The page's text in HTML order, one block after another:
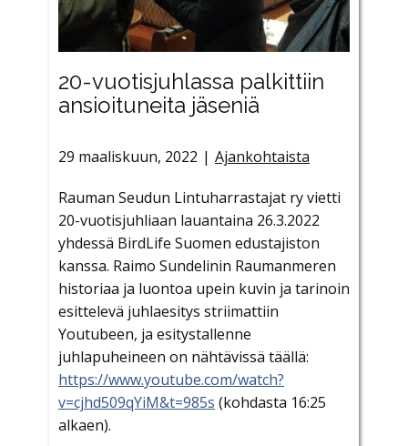
20-vuotisjuhlassa palkittiin
ansioituneita jäseniä
29 maaliskuun, 2022 Ajankohtaista
Rauman Seudun Lintuharrastajat ry vietti
20-vuotisjuhliaan lauantaina 26.3.2022
yhdessä BirdLife Suomen edustajiston
kanssa. Raimo Sundelinin Raumanmeren
historiaa ja luontoa upein kuvin ja tarinoin
esittelevä juhlaesitys striimattiin
Youtubeen, ja esitystallenne
juhlapuheineen on nähtävissä täällä:
https://www.youtube.com/watch?
v=cjhd509qYiM&t=985s (kohdasta 16:25
alkaen).